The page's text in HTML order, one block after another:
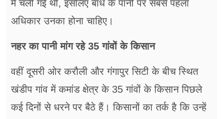
में चली गई थीं, इसलिए बांध के पानी पर सबसे पहला
अधिकार उनका होना चाहिए।
नहर का पानी मांग रहे 35 गांवों के किसान
वहीं दूसरी ओर करौली और गंगापुर सिटी के बीच स्थित
खंडीप गांव में कमांड क्षेत्र के 35 गांवों के किसान पिछले
कई दिनों से धरने पर बैठे हैं। किसानों का तर्क है कि उन्हें